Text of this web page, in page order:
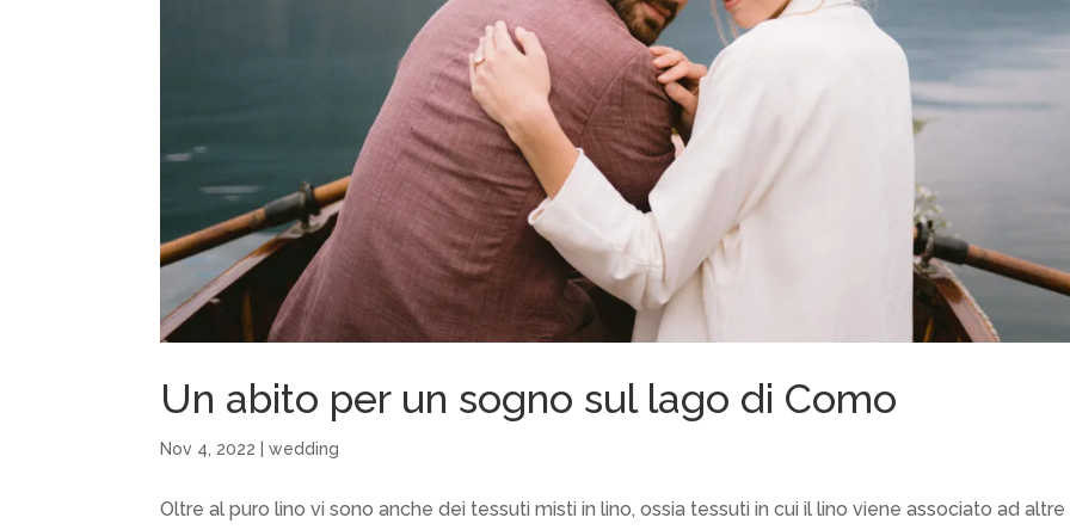
Un abito per un sogno sul lago di Como
Nov 4, 2022 |wedding
Oltre al puro lino vi sono anche dei tessuti misti in lino, ossia tessuti in cui il lino viene associato ad altre